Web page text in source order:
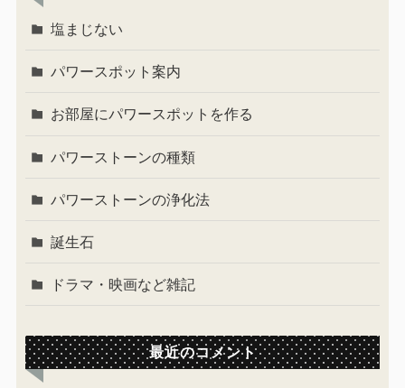
塩まじない
パワースポット案内
お部屋にパワースポットを作る
パワーストーンの種類
パワーストーンの浄化法
誕生石
ドラマ・映画など雑記
最近のコメント